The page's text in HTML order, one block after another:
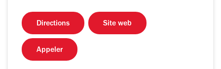
Directions Site web
Appeler